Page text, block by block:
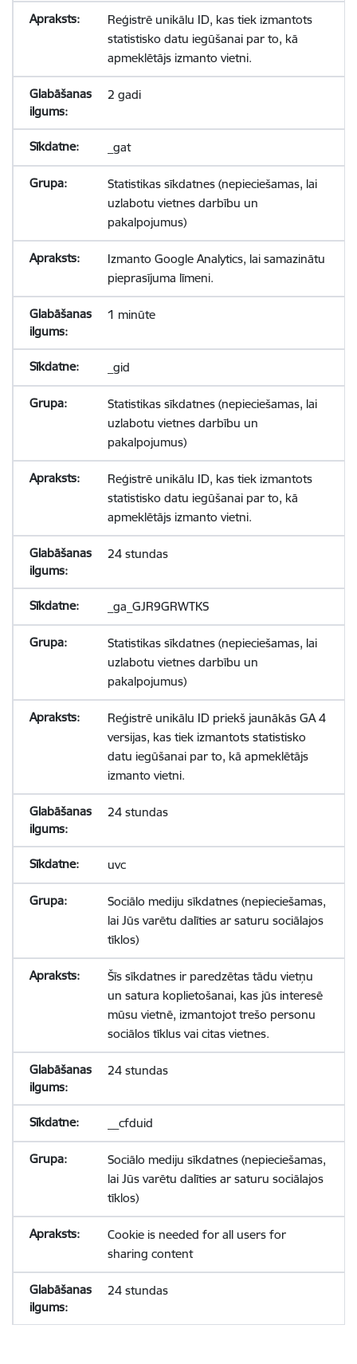
Reģistrē unikālu ID, kas tiek izmantots
statistisko datu iegūšanai par to, kā
apmeklētājs izmanto vietni.
2 gadi
_gat
Statistikas sīkdatnes (nepieciešamas, lai
uzlabotu vietnes darbību un
pakalpojumus)
Izmanto Google Analytics, lai samazinātu
pieprasījuma līmeni.
1 minūte
_gid
Statistikas sīkdatnes (nepieciešamas, lai
uzlabotu vietnes darbību un
pakalpojumus)
Reģistrē unikālu ID, kas tiek izmantots
statistisko datu iegūšanai par to, kā
apmeklētājs izmanto vietni.
24 stundas
_ga_GJR9GRWTKS
Statistikas sīkdatnes (nepieciešamas, lai
uzlabotu vietnes darbību un
pakalpojumus)
Reģistrē unikālu ID priekš jaunākās GA 4
versijas, kas tiek izmantots statistisko
datu iegūšanai par to, kā apmeklētājs
izmanto vietni.
24 stundas
uvc
Sociālo mediju sīkdatnes (nepieciešamas,
lai Jūs varētu dalīties ar saturu sociālajos
tīklos)
Šīs sīkdatnes ir paredzētas tādu vietņu
un satura koplietošanai, kas jūs interesē
mūsu vietnē, izmantojot trešo personu
sociālos tīklus vai citas vietnes.
24 stundas
__cfduid
Sociālo mediju sīkdatnes (nepieciešamas,
lai Jūs varētu dalīties ar saturu sociālajos
tīklos)
Cookie is needed for all users for
sharing content
24 stundas